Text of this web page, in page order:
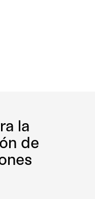
la
de